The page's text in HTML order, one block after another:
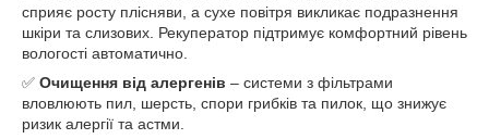
сприяє росту плісняви, а сухе повітря викликає подразнення
шкіри та слизових. Рекуператор підтримує комфортний рівень
вологості автоматично.
✅ Очищення від алергенів – системи з фільтрами
вловлюють пил, шерсть, спори грибків та пилок, що знижує
ризик алергії та астми.